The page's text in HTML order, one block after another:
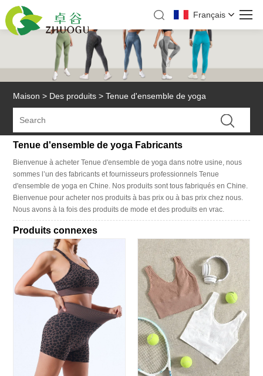
Français
Maison > Des produits > Tenue d'ensemble de yoga
Tenue d'ensemble de yoga Fabricants
Bienvenue à acheter Tenue d'ensemble de yoga dans notre usine, nous
sommes l’un des fabricants et fournisseurs professionnels Tenue
d'ensemble de yoga en Chine. Nos produits sont tous fabriqués en Chine.
Bienvenue pour acheter nos produits à bas prix ou à bas prix chez nous.
Nous avons à la fois des produits de mode et des produits en vrac.
Produits connexes